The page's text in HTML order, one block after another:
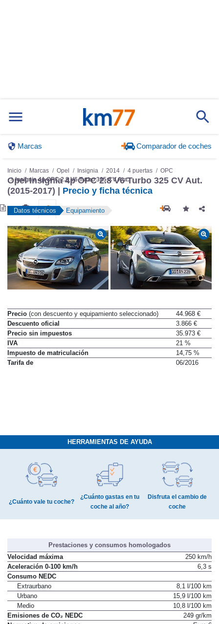
Opel Insignia 4p OPC 2.8 V6 Turbo 325 CV Aut.
(2015-2017) |
Precio y ficha técnica
Precio(con descuento y equipamiento seleccionado)
44.968 €
Descuento oficial
3.866 €
Precio sin impuestos
35.973 €
IVA
21 %
Impuesto de matriculación
14,75 %
HERRAMIENTAS DE AYUDA
¿Cuánto gastas en tu
Disfruta el cambio de
Prestaciones y consumos homologados
Velocidad máxima
250 km/h
Aceleración 0-100 km/h
Consumo NEDC
Extraurbano
8,1 l/100 km
Urbano
15,9 l/100 km
Medio
10,8 l/100 km